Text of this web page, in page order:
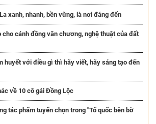
xanh, nhanh, bền vững, là nơi đáng đến
cho cánh đồng văn chương, nghệ thuật của đất
huyết với điều gì thì hãy viết, hãy sáng tạo đến
về 10 cô gái Đồng Lộc
tác phẩm tuyển chọn trong "Tổ quốc bên bờ